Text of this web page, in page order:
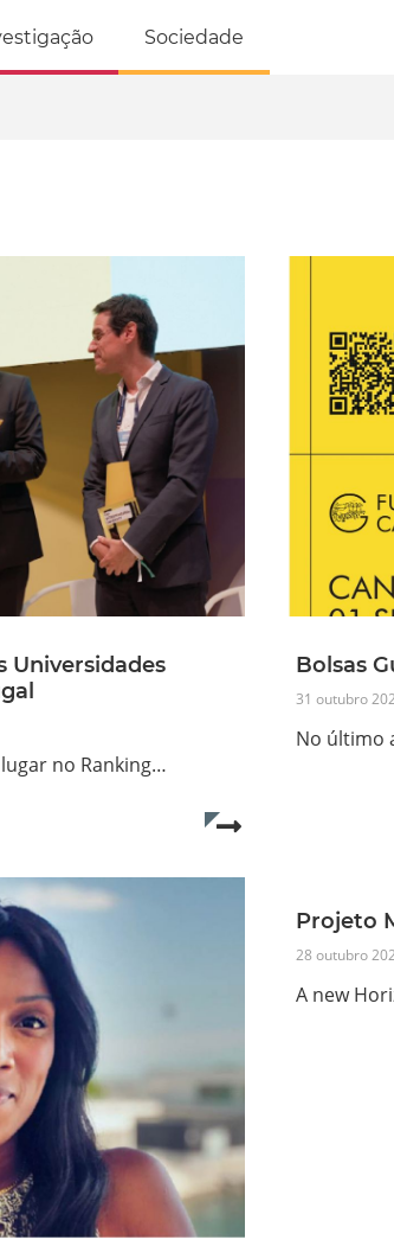
Sociedade
Universidades
no Ranking…
Read more...
Bolsas
31 outubro
No último
Projeto
28 outubro
A new